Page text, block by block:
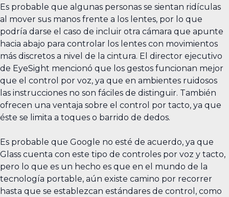
Es probable que algunas personas se sientan ridículas
al mover sus manos frente a los lentes, por lo que
podría darse el caso de incluir otra cámara que apunte
hacia abajo para controlar los lentes con movimientos
más discretos a nivel de la cintura. El director ejecutivo
de EyeSight mencionó que los gestos funcionan mejor
que el control por voz, ya que en ambientes ruidosos
las instrucciones no son fáciles de distinguir. También
ofrecen una ventaja sobre el control por tacto, ya que
éste se limita a toques o barrido de dedos.
Es probable que Google no esté de acuerdo, ya que
Glass cuenta con este tipo de controles por voz y tacto,
pero lo que es un hecho es que en el mundo de la
tecnología portable, aún existe camino por recorrer
hasta que se establezcan estándares de control, como